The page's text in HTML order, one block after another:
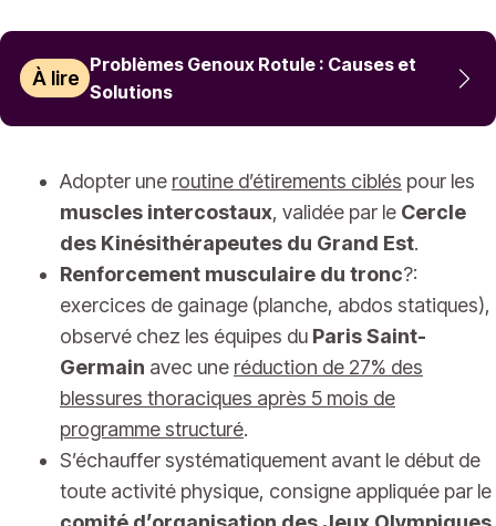
À lire
Problèmes Genoux Rotule : Causes et
Solutions
Adopter une routine d’étirements ciblés pour les
muscles intercostaux, validée par le Cercle
des Kinésithérapeutes du Grand Est.
Renforcement musculaire du tronc?:
exercices de gainage (planche, abdos statiques),
observé chez les équipes du Paris Saint-
Germain avec une réduction de 27% des
blessures thoraciques après 5 mois de
programme structuré.
S’échauffer systématiquement avant le début de
toute activité physique, consigne appliquée par le